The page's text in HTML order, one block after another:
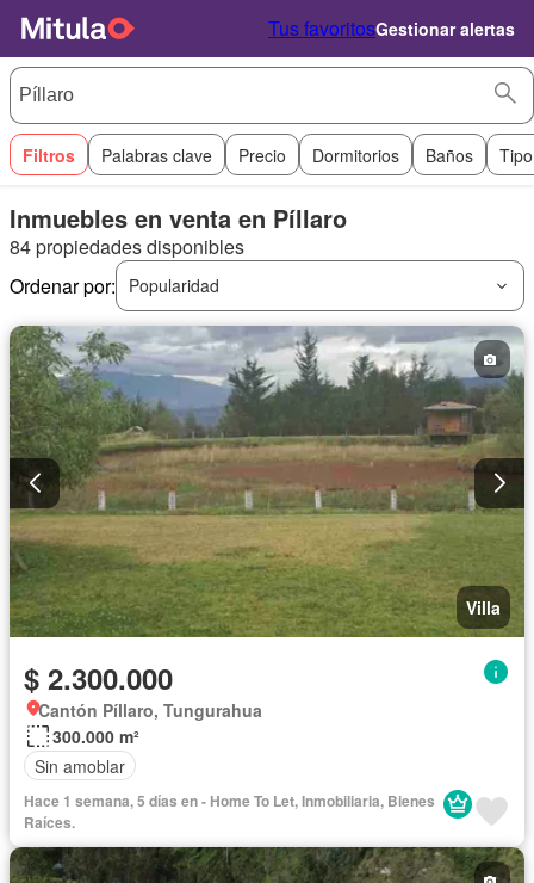
Tus favoritosGestionar alertas
Filtros Palabras clave Precio Dormitorios Baños
Inmuebles en venta en Píllaro
84 propiedades disponibles
Ordenar por:
Popularidad
Villa
$ 2.300.000
Cantón Píllaro, Tungurahua
300.000 m²
Sin amoblar
Hace 1 semana, 5 días en - Home To Let, Inmobiliaria, Bienes
Raíces.